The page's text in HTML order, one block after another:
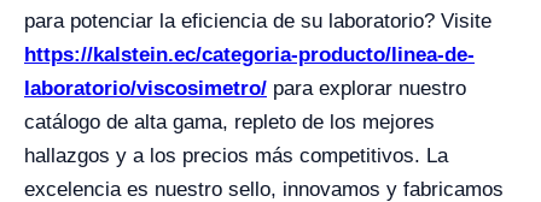
para potenciar la eficiencia de su laboratorio? Visite
https://kalstein.ec/categoria-producto/linea-de-
laboratorio/viscosimetro/ para explorar nuestro
catálogo de alta gama, repleto de los mejores
hallazgos y a los precios más competitivos. La
excelencia es nuestro sello, innovamos y fabricamos